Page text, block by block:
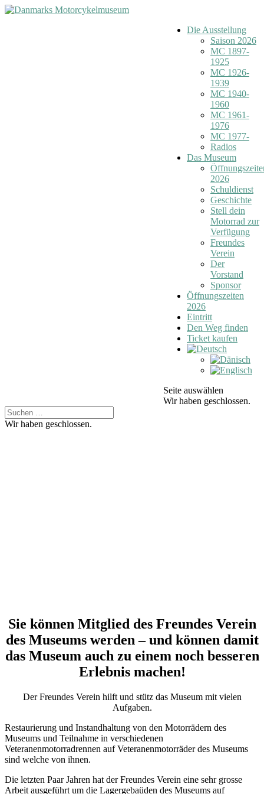
Die Ausstellung
Saison 2026
MC 1897-
1925
MC 1926-
1939
MC 1940-
1960
MC 1961-
1976
MC 1977-
Radios
Das Museum
2026
Schuldienst
Geschichte
Stell dein
Motorrad zur
Verfügung
Freundes
Verein
Der
Vorstand
Sponsor
Öffnungszeiten
2026
Eintritt
Den Weg finden
Ticket kaufen
Seite auswählen
Wir haben geschlossen.
Wir haben geschlossen.
Sie können Mitglied des Freundes Verein
des Museums werden – und können damit
das Museum auch zu einem noch besseren
Erlebnis machen!
Der Freundes Verein hilft und stütz das Museum mit vielen
Aufgaben.
Restaurierung und Instandhaltung von den Motorrädern des
Museums und Teilnahme in verschiedenen
Veteranenmotorradrennen auf Veteranenmotorräder des Museums
sind welche von ihnen.
Die letzten Paar Jahren hat der Freundes Verein eine sehr grosse
Arbeit ausgeführt um die Lagergebaüden des Museums auf